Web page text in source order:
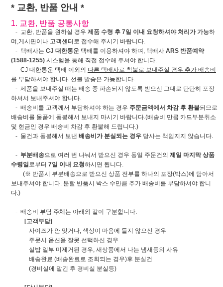
* 교환, 반품 안내 *
1. 교환, 반품 공통사항
- 교환, 반품을 원하실 경우 제품 수령 후 7일 이내 요청하셔야 처리가 가능하
며,게시판이나 고객센터로 접수해 주시기 바랍니다.
- 택배사는 CJ 대한통운 택배를 이용하셔야 하며, 택배사 ARS 반품예약
(1588-1255) 시스템을 통해 직접 접수해 주셔야 합니다.
- CJ 대한통운 택배 이외의 다른 택배사로 착불로 보내주실 경우 추가 배송비
를 부담하셔야 합니다. 선불 발송은 가능합니다.
- 제품을 보내주실 때는 배송 중 파손되지 않도록 받으신 그대로 단단히 포장
하셔서 보내주셔야 합니다.
- 배송비를 고객께서 부담하셔야 하는 경우 주문금액에서 차감 후 환불되므로
배송비를 물품에 동봉해서 보내지 마시기 바랍니다.(배송비 만큼 카드부분취소
및 현금인 경우 배송비 차감 후 환불해 드립니다.)
- 물건과 동봉해서 보낸 배송비가 분실되는 경우 당사는 책임지지 않습니다.
- 부분배송으로 여러 번 나눠서 받으신 경우 동일 주문건의 제일 마지막 상품
수령일 로부터 7일 이내 요청하시면 됩니다.
(※ 반품시 부분배송으로 받으신 상품 전부를 하나의 포장(박스)에 담아서
보내주셔야 합니다. 분할 반품시 박스 수만큼 추가 배송비를 부담하셔야 합니
다.)
- 배송비 부담 주체는 아래와 같이 구분합니다.
[고객부담]
사이즈가 안 맞거나, 색상이 마음에 들지 않으신 경우
주문시 옵션을 잘못 선택하신 경우
실밥 일부 미제거된 경우, 새상품에서 나는 냄새등의 사유
배송완료 (배송완료로 조회되는 경우)후 분실건
(경비실에 맡긴 후 경비실 분실등)